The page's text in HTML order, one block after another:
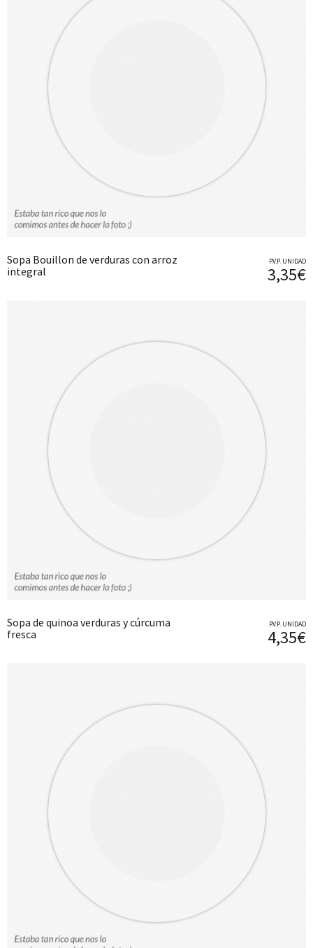
Sopa Bouillon de verduras con arroz
integral
P.V.P. UNIDAD
3,35€
Sopa de quinoa verduras y cúrcuma
fresca
P.V.P. UNIDAD
4,35€